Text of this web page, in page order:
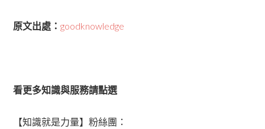
原文出處：goodknowledge
看更多知識與服務請點選
【知識就是力量】粉絲團：